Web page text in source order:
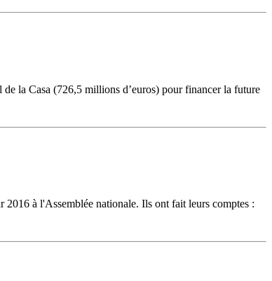
la Casa (726,5 millions d’euros) pour financer la future
2016 à l'Assemblée nationale. Ils ont fait leurs comptes :